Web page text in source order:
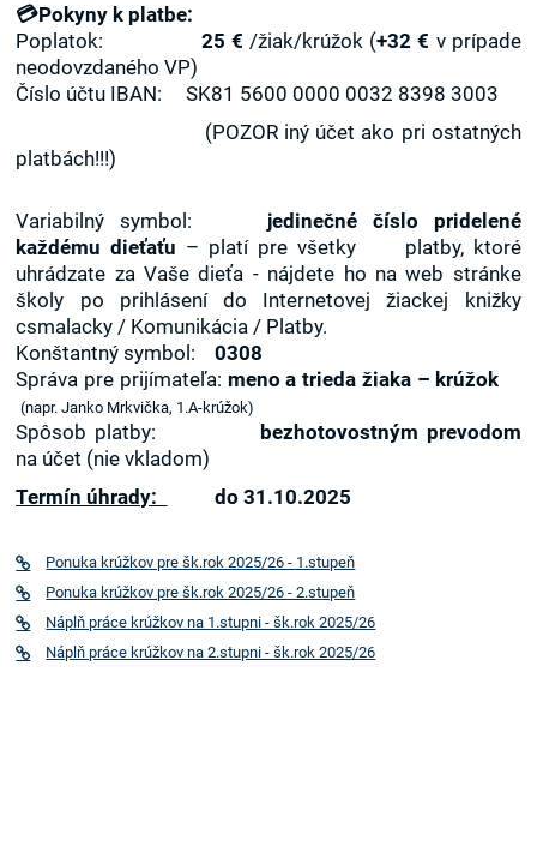
💳Pokyny k platbe:
Poplatok:25 € /žiak/krúžok (+32 € v prípade
neodovzdaného VP)
Číslo účtu IBAN: SK81 5600 0000 0032 8398 3003
(POZOR iný účet ako pri ostatných
platbách!!!)
Variabilný symbol: jedinečné číslo pridelené
každému dieťaťu – platí pre všetky platby, ktoré
uhrádzate za Vaše dieťa - nájdete ho na web stránke
školy po prihlásení do Internetovej žiackej knižky
csmalacky / Komunikácia / Platby.
Konštantný symbol:0308
Správa pre prijímateľa: meno a trieda žiaka – krúžok
(napr. Janko Mrkvička, 1.A-krúžok)
Spôsob platby: bezhotovostným prevodom
na účet (nie vkladom)
Termín úhrady:
do 31.10.2025
Ponuka krúžkov pre šk.rok 2025/26 - 1.stupeň
Ponuka krúžkov pre šk.rok 2025/26 - 2.stupeň
Náplň práce krúžkov na 1.stupni - šk.rok 2025/26
Náplň práce krúžkov na 2.stupni - šk.rok 2025/26